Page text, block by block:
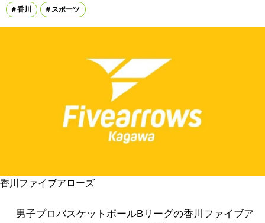
香川
スポーツ
香川ファイブアローズ
男子プロバスケットボールBリーグの香川ファイブア